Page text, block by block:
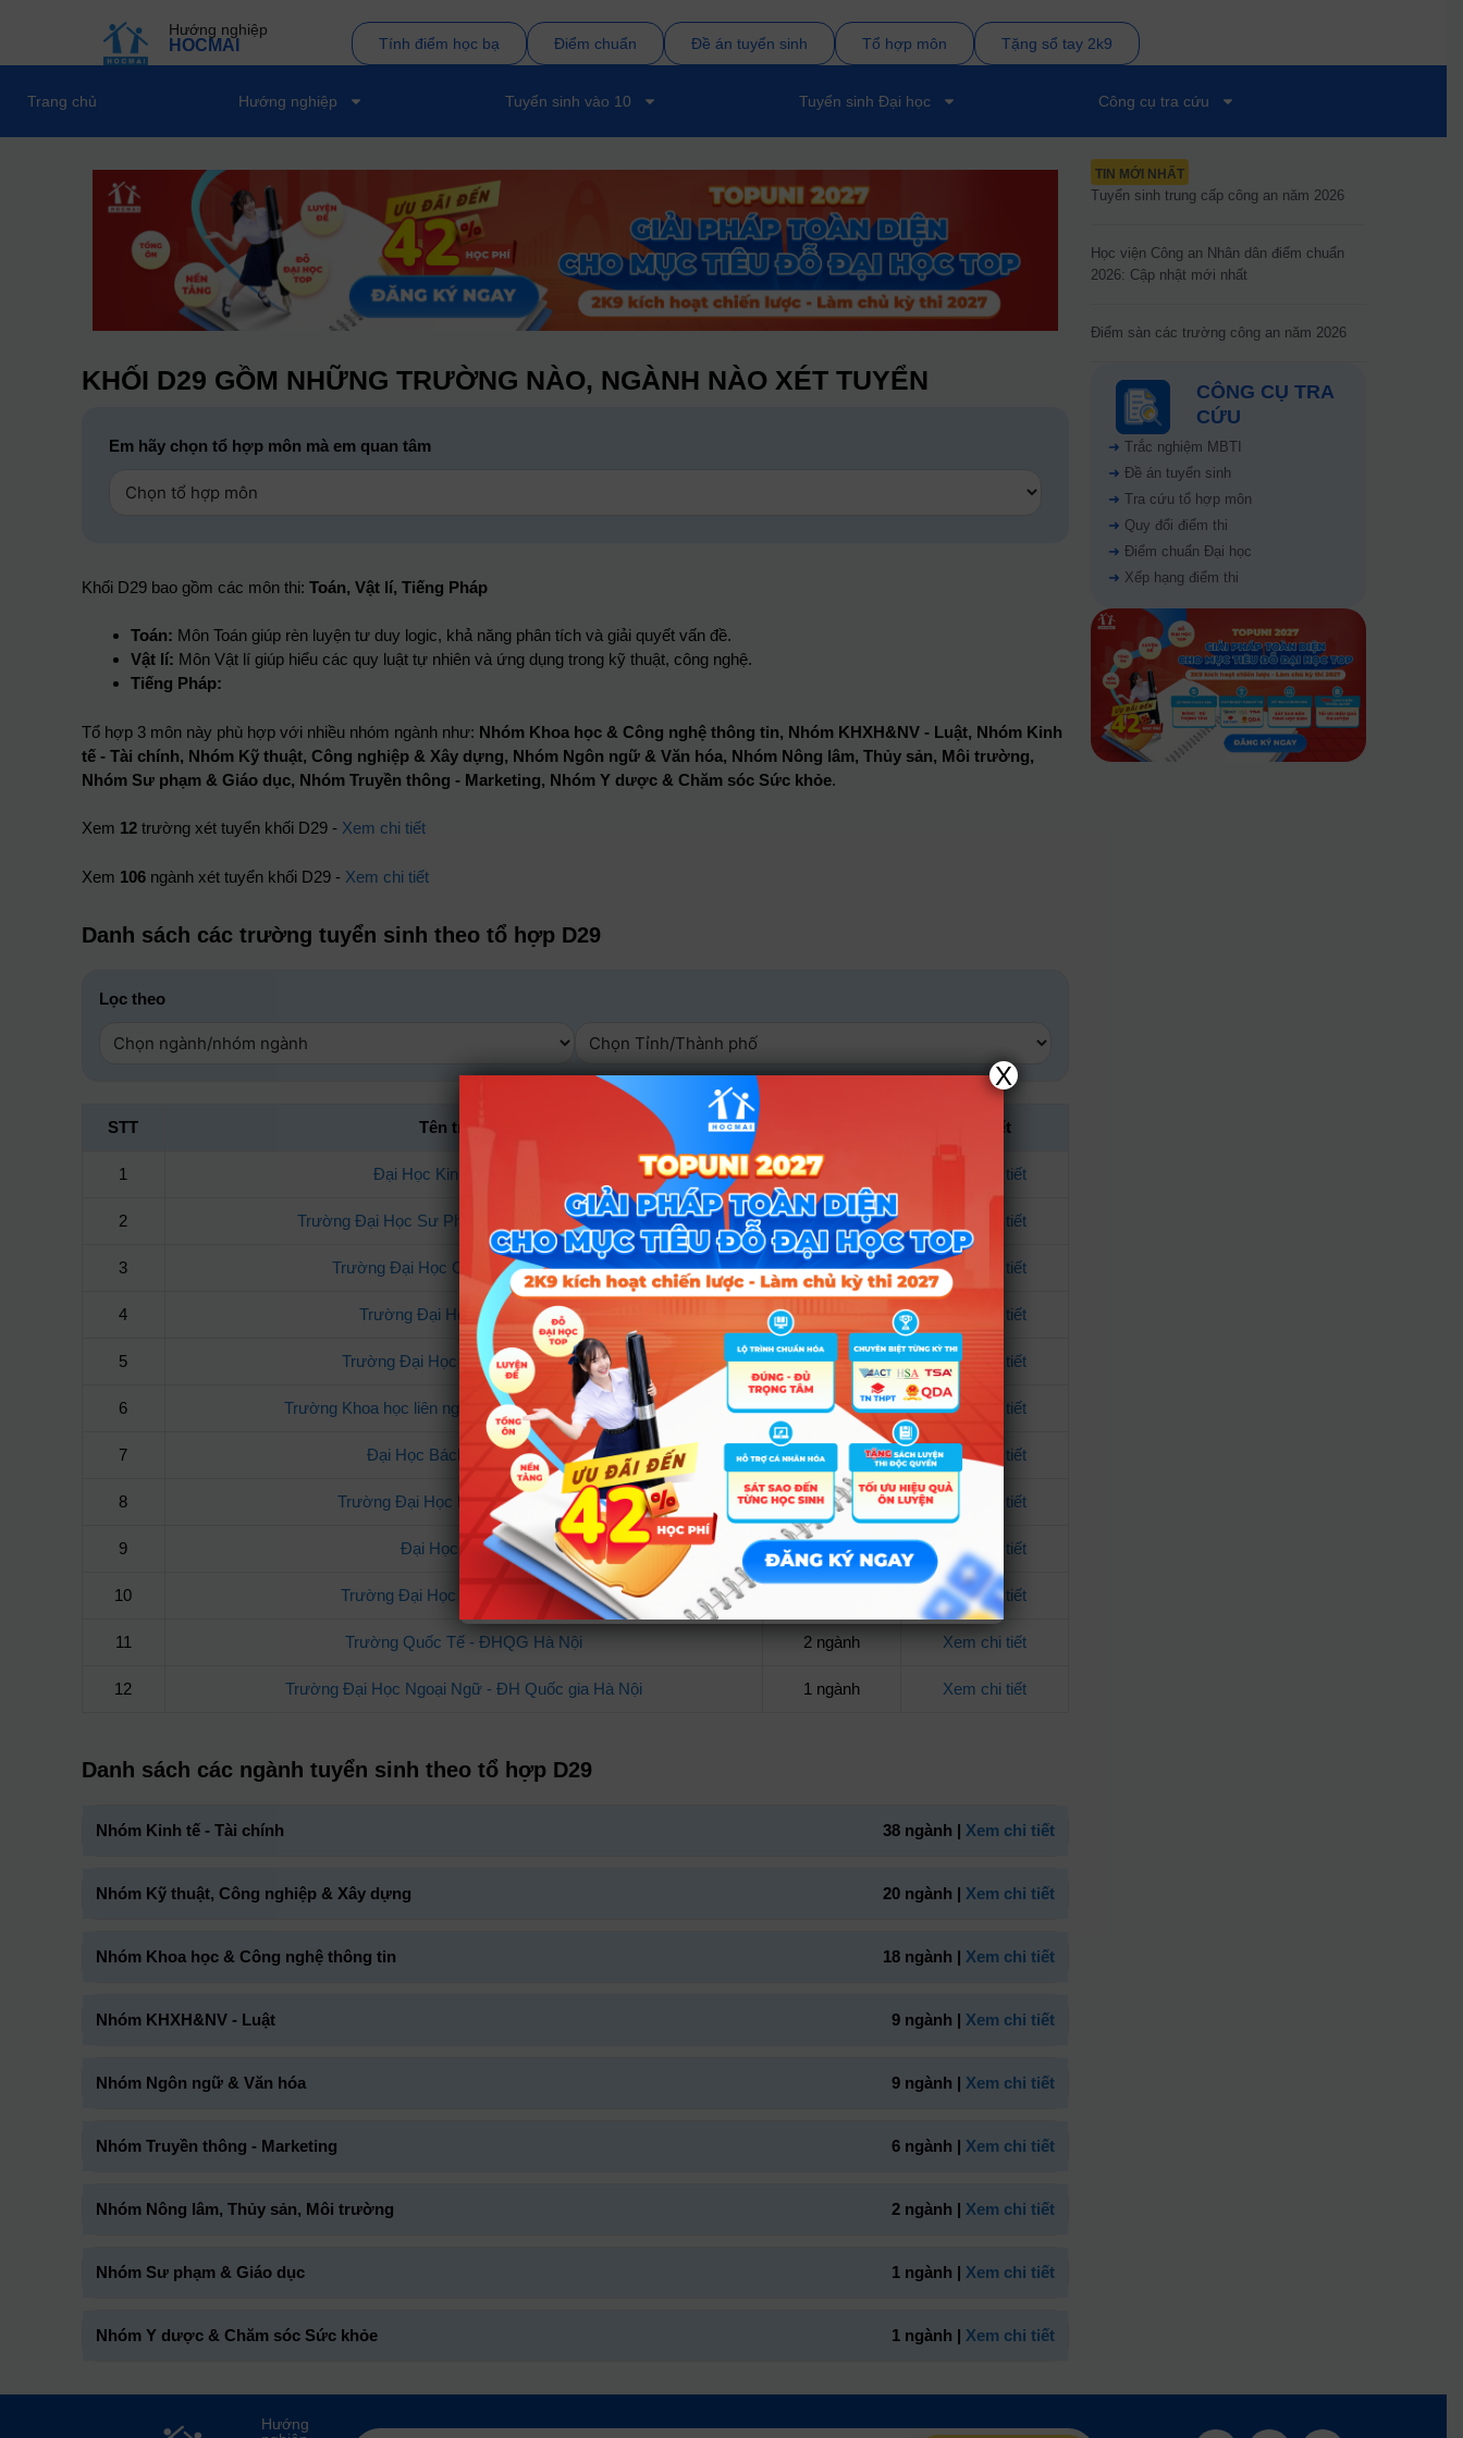
Hướng nghiệp
HOCMAI Tính điểm học bạ Điểm chuẩn Đề án tuyển sinh Tổ hợp môn Tặng sổ tay 2k9
Trang chủ Hướng nghiệp Tuyển sinh vào 10 Tuyển sinh Đại học Công cụ tra cứu
KHỐI D29 GỒM NHỮNG TRƯỜNG NÀO, NGÀNH NÀO XÉT TUYỂN
Em hãy chọn tổ hợp môn mà em quan tâm
Khối D29 bao gồm các môn thi: Toán, Vật lí, Tiếng Pháp
Toán: Môn Toán giúp rèn luyện tư duy logic, khả năng phân tích và giải quyết vấn đề.
Vật lí: Môn Vật lí giúp hiểu các quy luật tự nhiên và ứng dụng trong kỹ thuật, công nghệ.
Tiếng Pháp:
Tổ hợp 3 môn này phù hợp với nhiều nhóm ngành như: Nhóm Khoa học & Công nghệ thông tin, Nhóm KHXH&NV - Luật, Nhóm Kinh
tế - Tài chính, Nhóm Kỹ thuật, Công nghiệp & Xây dựng, Nhóm Ngôn ngữ & Văn hóa, Nhóm Nông lâm, Thủy sản, Môi trường,
Nhóm Sư phạm & Giáo dục, Nhóm Truyền thông - Marketing, Nhóm Y dược & Chăm sóc Sức khỏe.
Xem 12trường xét tuyển khối D29 - Xem chi tiết
Xem 106ngành xét tuyển khối D29 - Xem chi tiết
Danh sách các trường tuyển sinh theo tổ hợp D29
Lọc theo
STT Tên trường Chi tiết
1 Đại Học Kinh Tế TPHCM 58 ngành Xem chi tiết
2 Trường Đại Học Sư Phạm Kỹ Thuật Nam Định 16 ngành Xem chi tiết
3 Trường Đại Học Công Nghệ Sài Gòn 9 ngành Xem chi tiết
4 Trường Đại Học Mở TPHCM 8 ngành Xem chi tiết
5 Trường Đại Học Thái Bình Dương 7 ngành Xem chi tiết
6 Trường Khoa học liên ngành và Nghệ thuật Hà Nội 4 ngành Xem chi tiết
7 Đại Học Bách Khoa Hà Nội 3 ngành Xem chi tiết
8 Trường Đại Học Nguyễn Tất Thành 3 ngành Xem chi tiết
9 Đại Học Cần Thơ 2 ngành Xem chi tiết
10 Trường Đại Học Xây Dựng Hà Nội Xem chi tiết
11 Trường Quốc Tế - ĐHQG Hà Nội 2 ngành Xem chi tiết
12 Trường Đại Học Ngoại Ngữ - ĐH Quốc gia Hà Nội 1 ngành Xem chi tiết
Danh sách các ngành tuyển sinh theo tổ hợp D29
Nhóm Kinh tế - Tài chính 38 ngành | Xem chi tiết
Nhóm Kỹ thuật, Công nghiệp & Xây dựng 20 ngành | Xem chi tiết
Nhóm Khoa học & Công nghệ thông tin 18 ngành | Xem chi tiết
Nhóm KHXH&NV - Luật 9 ngành | Xem chi tiết
Nhóm Ngôn ngữ & Văn hóa 9 ngành | Xem chi tiết
Nhóm Truyền thông - Marketing 6 ngành | Xem chi tiết
Nhóm Nông lâm, Thủy sản, Môi trường 2 ngành | Xem chi tiết
Nhóm Sư phạm & Giáo dục 1 ngành | Xem chi tiết
Nhóm Y dược & Chăm sóc Sức khỏe 1 ngành | Xem chi tiết
TIN MỚI NHẤT
Tuyển sinh trung cấp công an năm 2026
Học viện Công an Nhân dân điểm chuẩn
2026: Cập nhật mới nhất
Điểm sàn các trường công an năm 2026
CÔNG CỤ TRA
CỨU
➜Trắc nghiệm MBTI
➜Đề án tuyển sinh
➜Tra cứu tổ hợp môn
➜ Quy đổi điểm thi
➜Điểm chuẩn Đại học
➜ Xếp hạng điểm thi
Hướng
X